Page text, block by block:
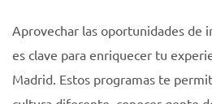
Aprovechar las oportunidades de
es clave para enriquecer tu
Madrid. Estos programas te